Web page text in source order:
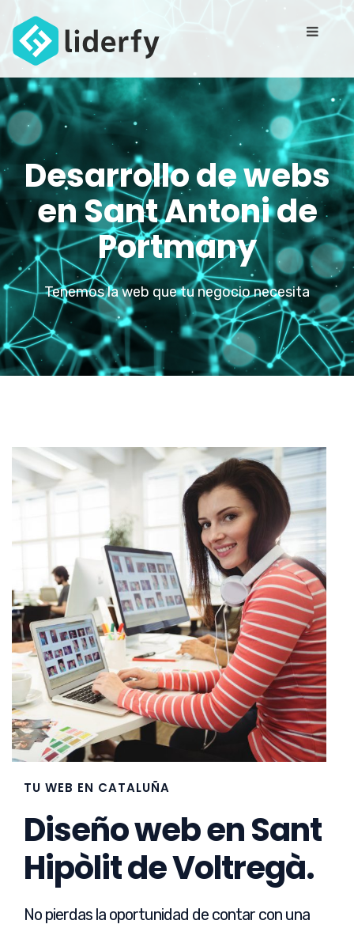
Desarrollo de webs
en Sant Antoni de
Portmany
Tenemos la web que tu negocio necesita
TU WEB EN CATALUÑA
Diseño web en Sant
Hipòlit de Voltregà.
No pierdas la oportunidad de contar con una